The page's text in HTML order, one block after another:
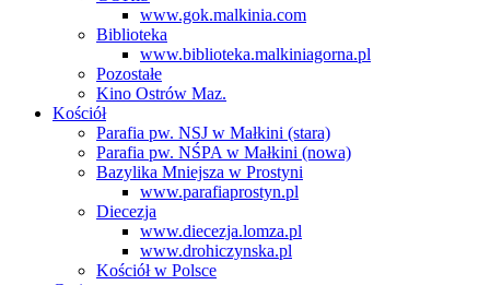
www.gok.malkinia.com
Biblioteka
www.biblioteka.malkiniagorna.pl
Pozostałe
Kino Ostrów Maz.
Kościół
Parafia pw. NSJ w Małkini (stara)
Parafia pw. NŚPA w Małkini (nowa)
Bazylika Mniejsza w Prostyni
www.parafiaprostyn.pl
Diecezja
www.diecezja.lomza.pl
www.drohiczynska.pl
Kościół w Polsce